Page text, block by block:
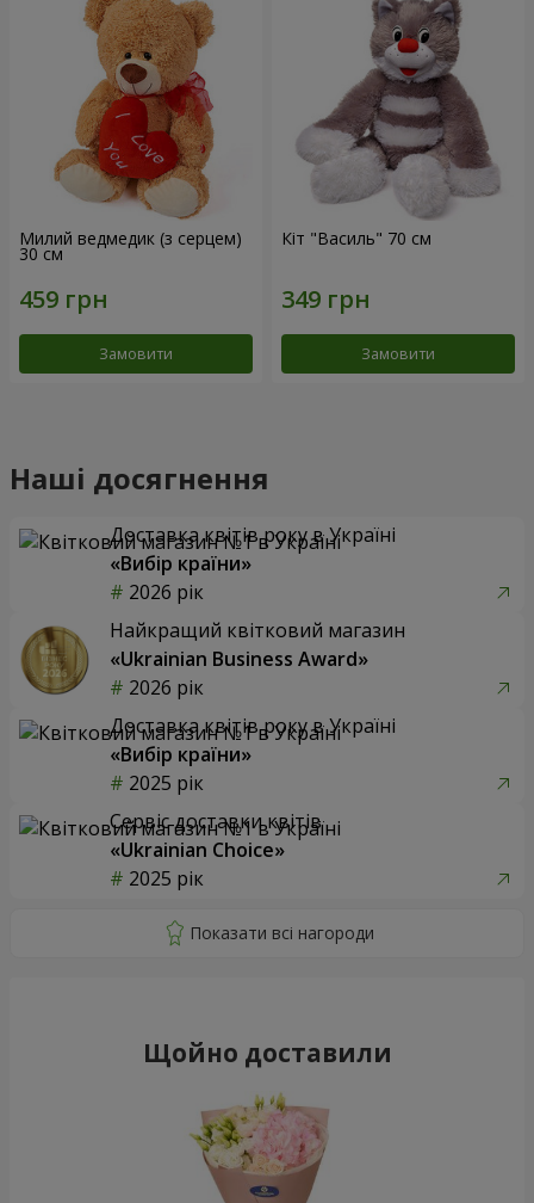
Милий ведмедик (з серцем)
30 см
Замовити
Кіт "Василь" 70 см
Замовити
Наші досягнення
Доставка квітів року в Україні
«Вибір країни»
2026 рік
Найкращий квітковий магазин
«Ukrainian Business Award»
2026 рік
Доставка квітів року в Україні
«Вибір країни»
2025 рік
Сервіс доставки квітів
«Ukrainian Choice»
2025 рік
Щойно доставили